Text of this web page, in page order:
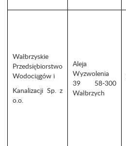
Wałbrzyskie
Przedsiębiorstwo
Wodociągów i
Kanalizacji Sp. z
o.o.
Aleja
Wyzwolenia
39 58-300
Wałbrzych